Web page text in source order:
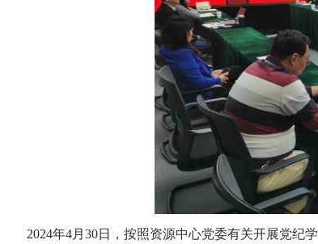
2024年4月30日，按照资源中心党委有关开展党纪